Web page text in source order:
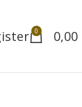
0 0,00